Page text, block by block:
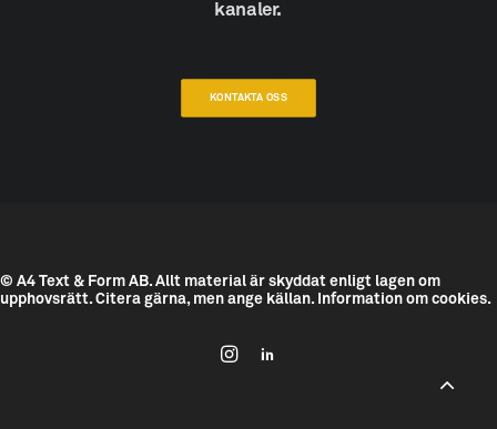
kanaler.
KONTAKTA OSS
© A4 Text & Form AB. Allt material är skyddat enligt lagen om
upphovsrätt. Citera gärna, men ange källan. Information om cookies.